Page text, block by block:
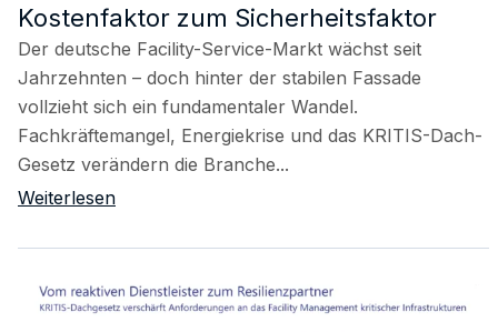
Kostenfaktor zum Sicherheitsfaktor
Der deutsche Facility-Service-Markt wächst seit
Jahrzehnten – doch hinter der stabilen Fassade
vollzieht sich ein fundamentaler Wandel.
Fachkräftemangel, Energiekrise und das KRITIS-Dach-
Gesetz verändern die Branche...
Weiterlesen